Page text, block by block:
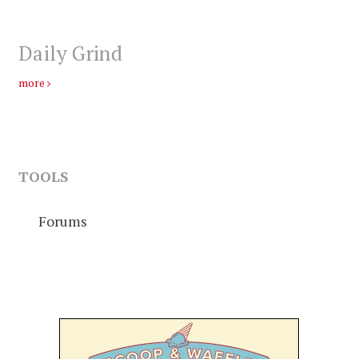
Daily Grind
more
TOOLS
Forums